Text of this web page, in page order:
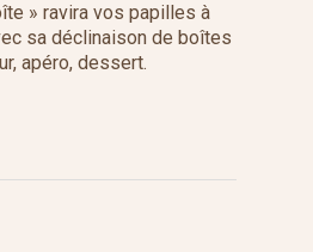
» ravira vos papilles à
sa déclinaison de boîtes
apéro, dessert.